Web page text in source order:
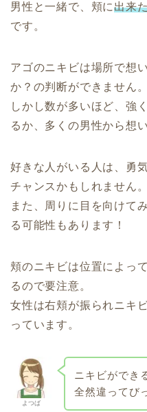
男性と一緒で、頬に出来
です。
アゴのニキビは場所で想
か？の判断ができません。
しかし数が多いほど、強
るか、多くの男性から想
好きな人がいる人は、勇
チャンスかもしれません。
また、周りに目を向けて
る可能性もあります！
頬のニキビは位置によって
るので要注意。
女性は右頬が振られニキ
っています。
よつば
ニキビができ
全然違ってび